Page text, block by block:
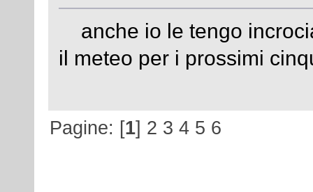
anche io le tengo
il meteo per i prossimi
Pagine: [1] 2 3 4 5 6